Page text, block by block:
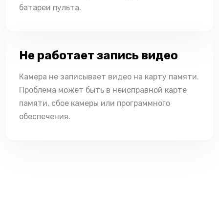
батареи пульта.
Не работает запись видео
Камера не записывает видео на карту памяти.
Проблема может быть в неисправной карте
памяти, сбое камеры или программного
обеспечения.